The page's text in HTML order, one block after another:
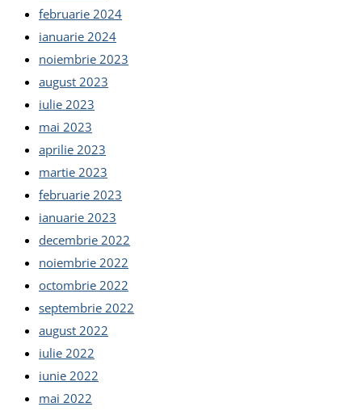
februarie 2024
ianuarie 2024
noiembrie 2023
august 2023
iulie 2023
mai 2023
aprilie 2023
martie 2023
februarie 2023
ianuarie 2023
decembrie 2022
noiembrie 2022
octombrie 2022
septembrie 2022
august 2022
iulie 2022
iunie 2022
mai 2022